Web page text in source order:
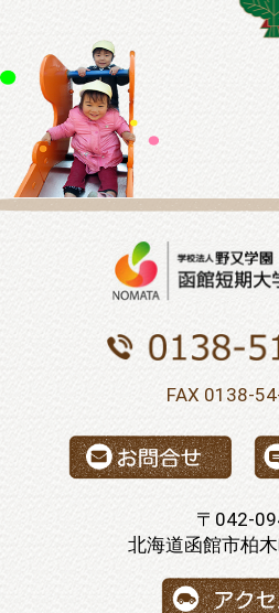
FAX 0138-
〒042-
北海道函館市柏